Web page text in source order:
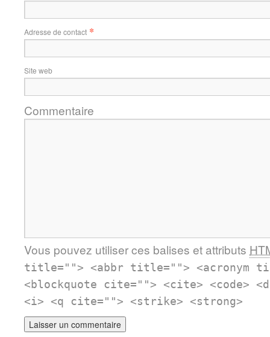
Adresse de contact *
Site web
Commentaire
Vous pouvez utiliser ces balises et attributs
title=""> <abbr title=""> <acronym
<blockquote cite=""> <cite> <code>
<i> <q cite=""> <strike> <strong>